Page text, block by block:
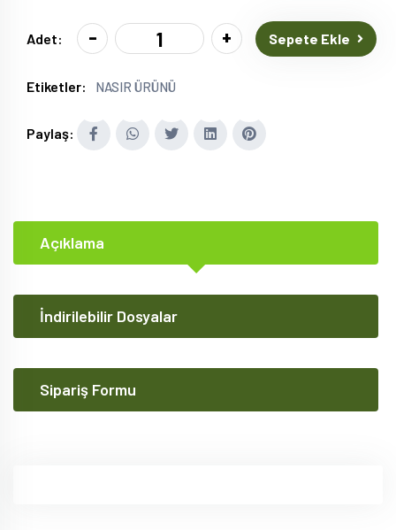
Adet: - + Sepete Ekle
Etiketler: NASIR ÜRÜNÜ
Paylaş:
Açıklama
İndirilebilir Dosyalar
Sipariş Formu